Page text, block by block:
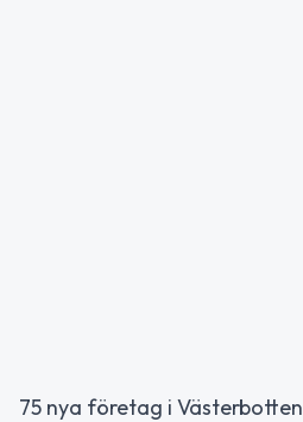
75 nya företag i